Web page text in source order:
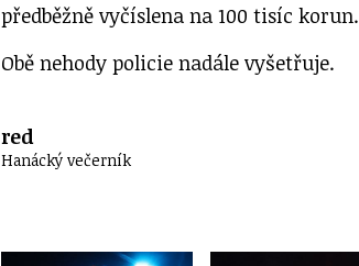
předběžně vyčíslena na 100 tisíc korun.
Obě nehody policie nadále vyšetřuje.
red
Hanácký večerník